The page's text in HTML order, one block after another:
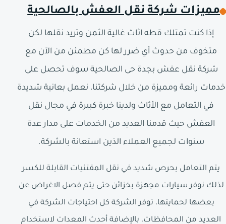
مميزات شركة نقل العفش بالصالحية
إذا كنت تمتلك قطه اثاث غالية الثمن وتريد نقلها لكن
متخوف من حدوث أي ضرر لها كن مطمئن من الآن مع
شركة نقل عفش بجدة حى الصالحية سوف تحصل على
خدمات رائعة ومميزة من خلال شركتنا، نعمل بعانية شديدة
في التعامل مع الأثاث ولدينا خبرة كبيرة في مجال نقل
العفش حيث قدمنا العديد من الخدمات على مدار عدة
سنوات لجميع العملاء الذين استعانة بالشركة.
يتم التعامل بحرص شديد في نقل المقتنيات القابلة للكسر
لذلك نوفر سيارات مجهزة بخزائن حتى يتم فصل الاغراض عن
بعضها لحمايتها، توفر الشركة كل احتياجات الشركة في
العديد من المحافظات، بالإضافة أحدث المعدات لاستخدام